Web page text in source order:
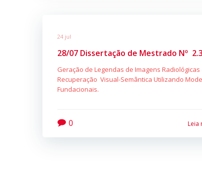
24 jul
28/07 Dissertação de Mestrado Nº
Geração de Legendas de Imagens Radiológicas
Recuperação Visual-Semântica Utilizando
Fundacionais.
0 Leia